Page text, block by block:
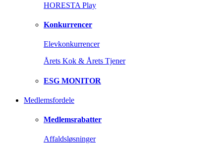
HORESTA Play
Konkurrencer
Elevkonkurrencer
Årets Kok & Årets Tjener
ESG MONITOR
Medlemsfordele
Medlemsrabatter
Affaldsløsninger